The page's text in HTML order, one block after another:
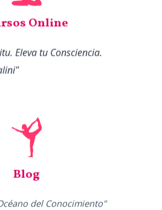
Online
Eleva tu Consciencia.
Blog
del Conocimiento"